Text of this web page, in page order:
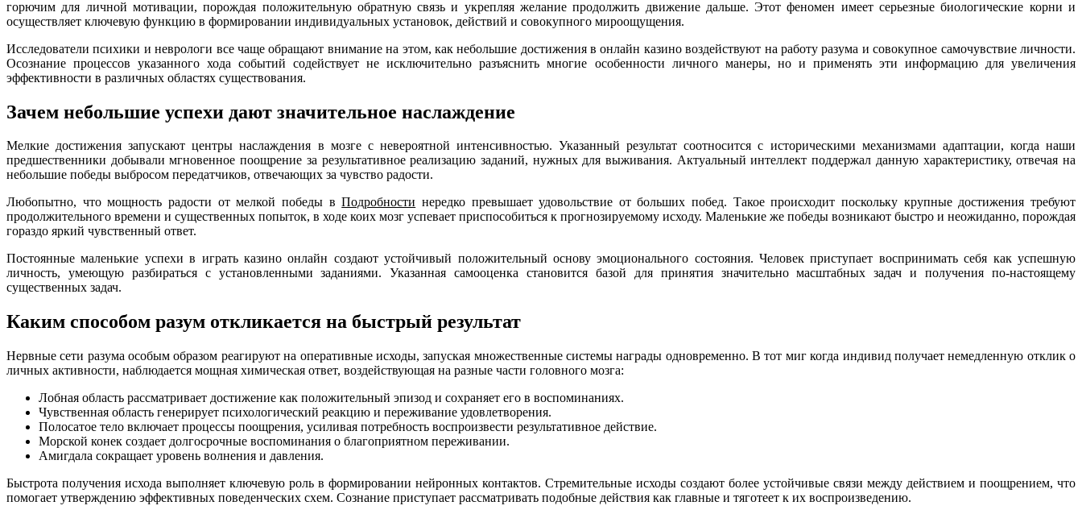
горючим для личной мотивации, порождая положительную обратную связь и укрепляя желание продолжить движение дальше. Этот феномен имеет серьезные биологические корни и
осуществляет ключевую функцию в формировании индивидуальных установок, действий и совокупного мироощущения.
Исследователи психики и неврологи все чаще обращают внимание на этом, как небольшие достижения в онлайн казино воздействуют на работу разума и совокупное самочувствие личности.
Осознание процессов указанного хода событий содействует не исключительно разъяснить многие особенности личного манеры, но и применять эти информацию для увеличения
эффективности в различных областях существования.
Зачем небольшие успехи дают значительное наслаждение
Мелкие достижения запускают центры наслаждения в мозге с невероятной интенсивностью. Указанный результат соотносится с историческими механизмами адаптации, когда наши
предшественники добывали мгновенное поощрение за результативное реализацию заданий, нужных для выживания. Актуальный интеллект поддержал данную характеристику, отвечая на
небольшие победы выбросом передатчиков, отвечающих за чувство радости.
Любопытно, что мощность радости от мелкой победы вПодробности нередко превышает удовольствие от больших побед. Такое происходит поскольку крупные достижения требуют
продолжительного времени и существенных попыток, в ходе коих мозг успевает приспособиться к прогнозируемому исходу. Маленькие же победы возникают быстро и неожиданно, порождая
гораздо яркий чувственный ответ.
Постоянные маленькие успехи в играть казино онлайн создают устойчивый положительный основу эмоционального состояния. Человек приступает воспринимать себя как успешную
личность, умеющую разбираться с установленными заданиями. Указанная самооценка становится базой для принятия значительно масштабных задач и получения по-настоящему
существенных задач.
Каким способом разум откликается на быстрый результат
Нервные сети разума особым образом реагируют на оперативные исходы, запуская множественные системы награды одновременно. В тот миг когда индивид получает немедленную отклик о
личных активности, наблюдается мощная химическая ответ, воздействующая на разные части головного мозга:
Лобная область рассматривает достижение как положительный эпизод и сохраняет его в воспоминаниях.
Чувственная область генерирует психологический реакцию и переживание удовлетворения.
Полосатое тело включает процессы поощрения, усиливая потребность воспроизвести результативное действие.
Морской конек создает долгосрочные воспоминания о благоприятном переживании.
Амигдала сокращает уровень волнения и давления.
Быстрота получения исхода выполняет ключевую роль в формировании нейронных контактов. Стремительные исходы создают более устойчивые связи между действием и поощрением, что
помогает утверждению эффективных поведенческих схем. Сознание приступает рассматривать подобные действия как главные и тяготеет к их воспроизведению.